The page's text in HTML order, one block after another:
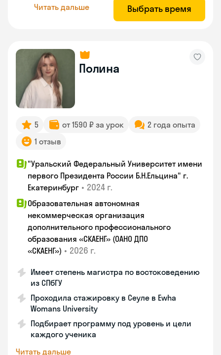
Читать дальше Выбрать время
Полина
5 от 1590 ₽ за урок
2 года опыта
1 отзыв
"Уральский Федеральный Университет имени
первого Президента России Б.Н.Ельцина" г.
Екатеринбург • 2024 г.
Образовательная автономная
некоммерческая организация
дополнительного профессионального
образования «СКАЕНГ» (ОАНО ДПО
«СКАЕНГ») • 2026 г.
Имеет степень магистра по востоковедению
из СПбГУ
Проходила стажировку в Сеуле в Ewha
Womans University
Подбирает программу под уровень и цели
каждого ученика
Читать дальше